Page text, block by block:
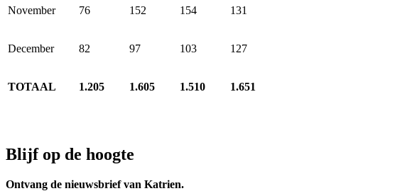
November 76 152 154 131
December 82 97 103 127
TOTAAL 1.205 1.605 1.510 1.651
Blijf op de hoogte
Ontvang de nieuwsbrief van Katrien.